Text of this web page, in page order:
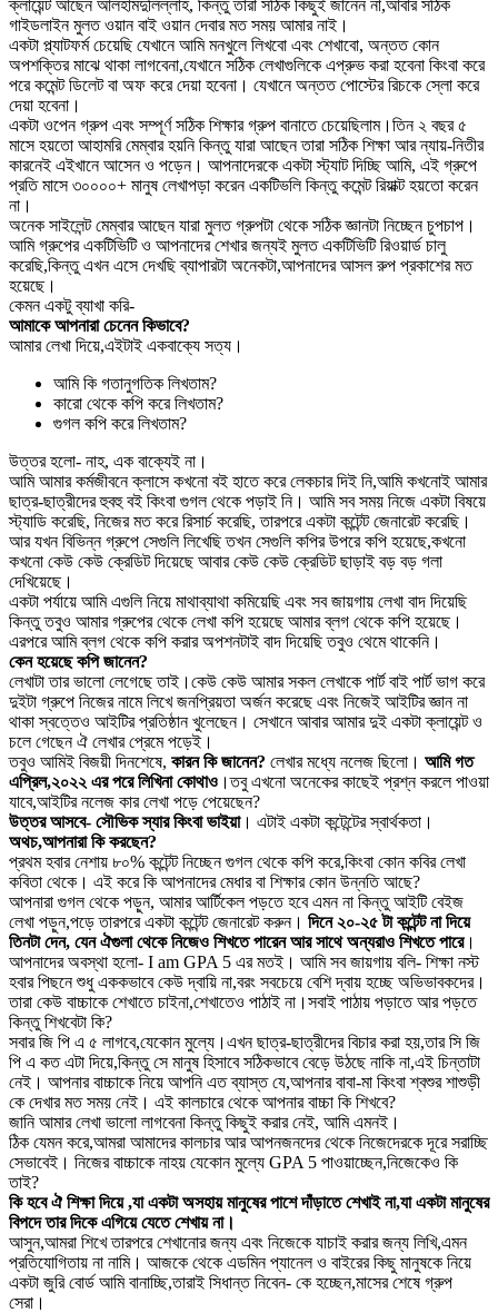
ক্লায়েন্ট আছেন আলহামদুলিল্লাহ, কিন্তু তারা সঠিক কিছুই জানেন না,আবার সঠিক
গাইডলাইন মুলত ওয়ান বাই ওয়ান দেবার মত সময় আমার নাই।
একটা প্ল্যাটফর্ম চেয়েছি যেখানে আমি মনখুলে লিখবো এবং শেখাবো, অন্তত কোন
অপশক্তির মাঝে থাকা লাগবেনা,যেখানে সঠিক লেখাগুলিকে এপ্রুভ করা হবেনা কিংবা করে
পরে কমেন্ট ডিলেট বা অফ করে দেয়া হবেনা। যেখানে অন্তত পোস্টের রিচকে স্লো করে
দেয়া হবেনা।
একটা ওপেন গ্রুপ এবং সম্পূর্ণ সঠিক শিক্ষার গ্রুপ বানাতে চেয়েছিলাম।তিন ২ বছর ৫
মাসে হয়তো আহামরি মেম্বার হয়নি কিন্তু যারা আছেন তারা সঠিক শিক্ষা আর ন্যায়-নিতীর
কারনেই এইখানে আসেন ও পড়েন। আপনাদেরকে একটা স্ট্যাট দিচ্ছি আমি, এই গ্রুপে
প্রতি মাসে ৩০০০০+ মানুষ লেখাপড়া করেন একটিভলি কিন্তু কমেন্ট রিয়াক্ট হয়তো করেন
না।
অনেক সাইলেন্ট মেম্বার আছেন যারা মুলত গ্রুপটা থেকে সঠিক জ্ঞানটা নিচ্ছেন চুপচাপ।
আমি গ্রুপের একটিভিটি ও আপনাদের শেখার জন্যই মুলত একটিভিটি রিওয়ার্ড চালু
করেছি,কিন্তু এখন এসে দেখছি ব্যাপারটা অনেকটা,আপনাদের আসল রুপ প্রকাশের মত
হয়েছে।
কেমন একটু ব্যাখা করি-
আমাকে আপনারা চেনেন কিভাবে?
আমার লেখা দিয়ে,এইটাই একবাক্যে সত্য।
আমি কি গতানুগতিক লিখতাম?
কারো থেকে কপি করে লিখতাম?
গুগল কপি করে লিখতাম?
উত্তর হলো- নাহ, এক বাক্যেই না।
আমি আমার কর্মজীবনে ক্লাসে কখনো বই হাতে করে লেকচার দিই নি,আমি কখনোই আমার
ছাত্র-ছাত্রীদের হুবহু বই কিংবা গুগল থেকে পড়াই নি। আমি সব সময় নিজে একটা বিষয়ে
স্ট্যাডি করেছি, নিজের মত করে রিসার্চ করেছি, তারপরে একটা কন্টেন্ট জেনারেট করেছি।
আর যখন বিভিন্ন গ্রুপে সেগুলি লিখেছি তখন সেগুলি কপির উপরে কপি হয়েছে,কখনো
কখনো কেউ কেউ ক্রেডিট দিয়েছে আবার কেউ কেউ ক্রেডিট ছাড়াই বড় বড় গলা
দেখিয়েছে।
একটা পর্যায়ে আমি এগুলি নিয়ে মাথাব্যাথা কমিয়েছি এবং সব জায়গায় লেখা বাদ দিয়েছি
কিন্তু তবুও আমার গ্রুপের থেকে লেখা কপি হয়েছে আমার ব্লগ থেকে কপি হয়েছে।
এরপরে আমি ব্লগ থেকে কপি করার অপশনটাই বাদ দিয়েছি তবুও থেমে থাকেনি।
কেন হয়েছে কপি জানেন?
লেখাটা তার ভালো লেগেছে তাই।কেউ কেউ আমার সকল লেখাকে পার্ট বাই পার্ট ভাগ করে
দুইটা গ্রুপে নিজের নামে লিখে জনপ্রিয়তা অর্জন করেছে এবং নিজেই আইটির জ্ঞান না
থাকা স্বত্তেও আইটির প্রতিষ্ঠান খুলেছেন। সেখানে আবার আমার দুই একটা ক্লায়েন্ট ও
চলে গেছেন ঐ লেখার প্রেমে পড়েই।
তবুও আমিই বিজয়ী দিনশেষে, কারন কি জানেন? লেখার মধ্যে নলেজ ছিলো। আমি গত
এপ্রিল,২০২২ এর পরে লিখিনা কোথাও ।তবু এখনো অনেকের কাছেই প্রশ্ন করলে পাওয়া
যাবে,আইটির নলেজ কার লেখা পড়ে পেয়েছেন?
উত্তর আসবে- সৌভিক স্যার কিংবা ভাইয়া। এটাই একটা কন্টেন্টের স্বার্থকতা।
অথচ,আপনারা কি করছেন?
প্রথম হবার নেশায় ৮০% কন্টেন্ট নিচ্ছেন গুগল থেকে কপি করে,কিংবা কোন কবির লেখা
কবিতা থেকে। এই করে কি আপনাদের মেধার বা শিক্ষার কোন উন্নতি আছে?
আপনারা গুগল থেকে পড়ুন, আমার আর্টিকেল পড়তে হবে এমন না কিন্তু আইটি বেইজ
লেখা পড়ুন,পড়ে তারপরে একটা কন্টেন্ট জেনারেট করুন। দিনে ২০-২৫ টা কন্টেন্ট না দিয়ে
তিনটা দেন, যেন ঐগুলা থেকে নিজেও শিখতে পারেন আর সাথে অন্যরাও শিখতে পারে।
আপনাদের অবস্থা হলো- I am GPA 5 এর মতই। আমি সব জায়গায় বলি- শিক্ষা নস্ট
হবার পিছনে শুধু এককভাবে কেউ দ্বায়ি না,বরং সবচেয়ে বেশি দ্বায় হচ্ছে অভিভাবকদের।
তারা কেউ বাচ্চাকে শেখাতে চাইনা,শেখাতেও পাঠাই না।সবাই পাঠায় পড়াতে আর পড়তে
কিন্তু শিখবেটা কি?
সবার জি পি এ ৫ লাগবে,যেকোন মুল্যে।এখন ছাত্র-ছাত্রীদের বিচার করা হয়,তার সি জি
পি এ কত এটা দিয়ে,কিন্তু সে মানুষ হিসাবে সঠিকভাবে বেড়ে উঠছে নাকি না,এই চিন্তাটা
নেই। আপনার বাচ্চাকে নিয়ে আপনি এত ব্যাস্ত যে,আপনার বাবা-মা কিংবা শ্বশুর শাশুড়ী
কে দেখার মত সময় নেই। এই কালচারে থেকে আপনার বাচ্চা কি শিখবে?
জানি আমার লেখা ভালো লাগবেনা কিন্তু কিছুই করার নেই, আমি এমনই।
ঠিক যেমন করে,আমরা আমাদের কালচার আর আপনজনদের থেকে নিজেদেরকে দূরে সরাচ্ছি
সেভাবেই। নিজের বাচ্চাকে নাহয় যেকোন মুল্যে GPA 5 পাওয়াচ্ছেন,নিজেকেও কি
তাই?
কি হবে ঐ শিক্ষা দিয়ে ,যা একটা অসহায় মানুষের পাশে দাঁড়াতে শেখাই না,যা একটা মানুষের
বিপদে তার দিকে এগিয়ে যেতে শেখায় না।
আসুন,আমরা শিখে তারপরে শেখানোর জন্য এবং নিজেকে যাচাই করার জন্য লিখি,এমন
প্রতিযোগিতায় না নামি। আজকে থেকে এডমিন প্যানেল ও বাইরের কিছু মানুষকে নিয়ে
একটা জুরি বোর্ড আমি বানাচ্ছি,তারাই সিধান্ত নিবেন- কে হচ্ছেন,মাসের শেষে গ্রুপ
সেরা।